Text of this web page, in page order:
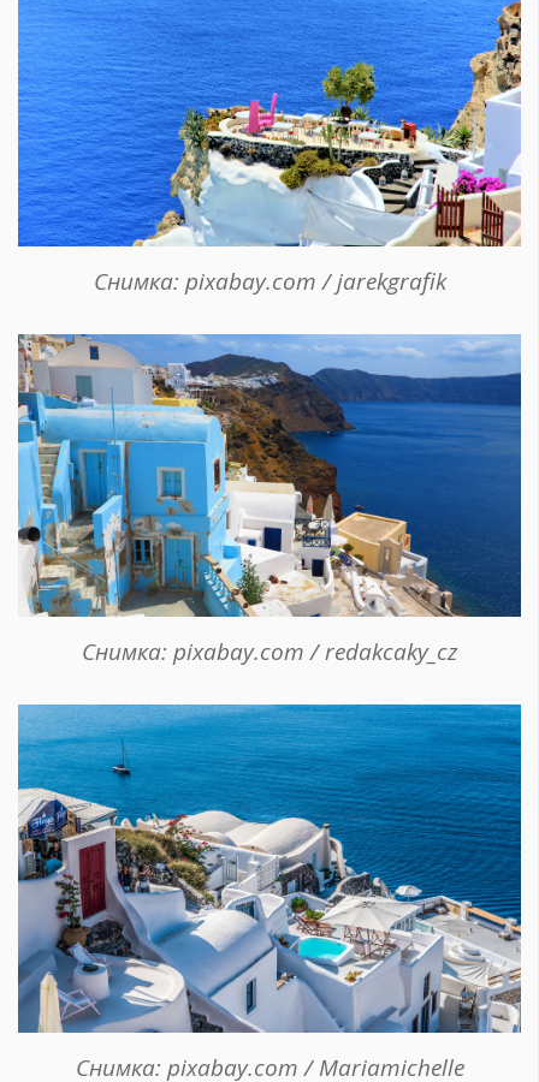
Снимка: pixabay.com / jarekgrafik
Снимка: pixabay.com / redakcaky_cz
Снимка: pixabay.com / Mariamichelle